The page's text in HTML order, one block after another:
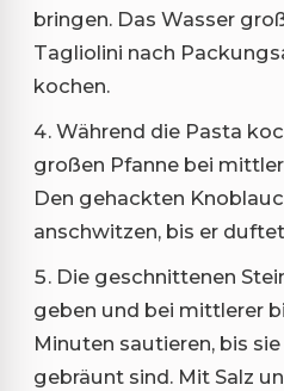
bringen. Das Wasser
Tagliolini nach
kochen.
Während die Pasta
großen Pfanne bei
Den gehackten
anschwitzen, bis er
Die geschnittenen
geben und bei mittlerer
Minuten sautieren, bis
gebräunt sind. Mit Salz